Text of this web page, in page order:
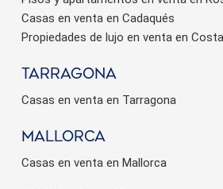
Casas en venta en Cadaqués
Propiedades de lujo en venta en
Tarragona
Casas en venta en Tarragona
Mallorca
Casas en venta en Mallorca